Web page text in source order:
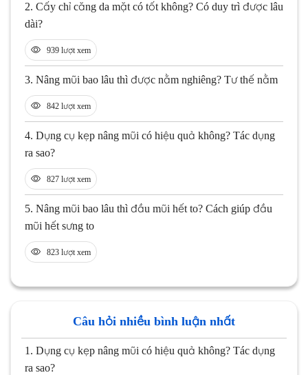
2. Cấy chỉ căng da mặt có tốt không? Có duy trì được lâu
dài?
939 lượt xem
3. Nâng mũi bao lâu thì được nằm nghiêng? Tư thế nằm
842 lượt xem
4. Dụng cụ kẹp nâng mũi có hiệu quả không? Tác dụng
ra sao?
827 lượt xem
5. Nâng mũi bao lâu thì đầu mũi hết to? Cách giúp đầu
mũi hết sưng to
823 lượt xem
Câu hỏi nhiều bình luận nhất
1. Dụng cụ kẹp nâng mũi có hiệu quả không? Tác dụng
ra sao?